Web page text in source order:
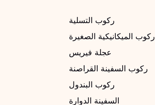
ركوب التسلية
ركوب الميكانيكية الصغيرة
عجلة فيريس
ركوب السفينة القراصنة
ركوب البندول
السفينة الدوارة